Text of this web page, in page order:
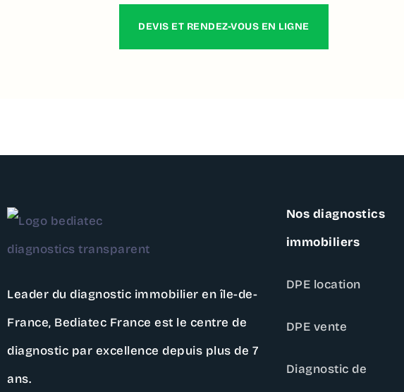
DEVIS ET RENDEZ-VOUS EN LIGNE
Leader du diagnostic immobilier en île-de-
France, Bediatec France est le centre de
diagnostic par excellence depuis plus de 7
ans.
Nos diagnostics
immobiliers
DPE location
DPE vente
Diagnostic de